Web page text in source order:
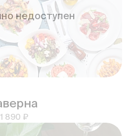
недоступен
1 890 ₽